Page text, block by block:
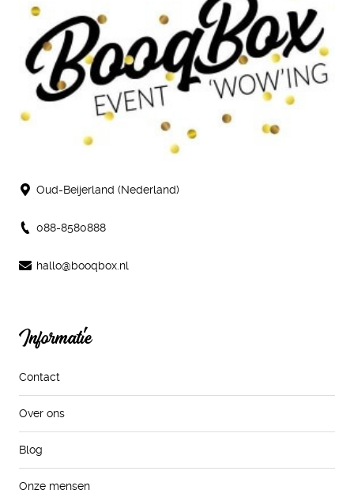
Oud-Beijerland (Nederland)
088-8580888
hallo@booqbox.nl
Informatie
Contact
Over ons
Blog
Onze mensen